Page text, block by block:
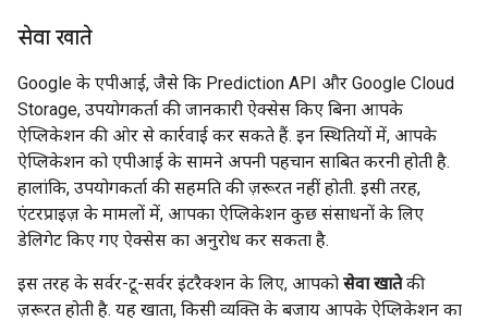
सेवा खाते
Google के एपीआई, जैसे कि Prediction API और Google Cloud
Storage, उपयोगकर्ता की जानकारी ऐक्सेस किए बिना आपके
ऐप्लिकेशन की ओर से कार्रवाई कर सकते हैं. इन स्थितियों में, आपके
ऐप्लिकेशन को एपीआई के सामने अपनी पहचान साबित करनी होती है.
हालांकि, उपयोगकर्ता की सहमति की ज़रूरत नहीं होती. इसी तरह,
एंटरप्राइज़ के मामलों में, आपका ऐप्लिकेशन कुछ संसाधनों के लिए
डेलिगेट किए गए ऐक्सेस का अनुरोध कर सकता है.
इस तरह के सर्वर-टू-सर्वर इंटरैक्शन के लिए, आपको सेवा खातेकी
ज़रूरत होती है. यह खाता, किसी व्यक्ति के बजाय आपके ऐप्लिकेशन का